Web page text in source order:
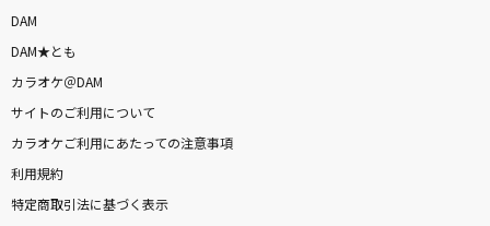
DAM
DAM★とも
カラオケ＠DAM
サイトのご利用について
カラオケご利用にあたっての注意事項
利用規約
特定商取引法に基づく表示